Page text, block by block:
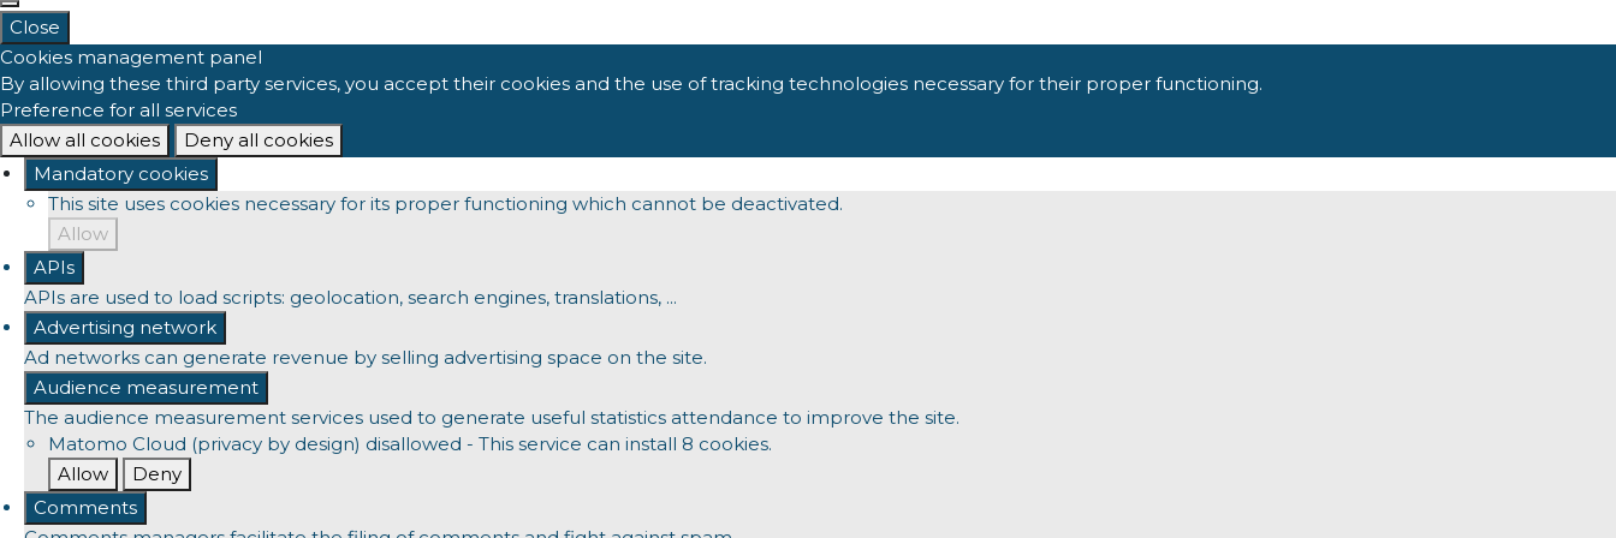
Close
Cookies management panel
By allowing these third party services, you accept their cookies and the use of tracking technologies necessary for their proper functioning.
Preference for all services
Allow all cookies
Deny all cookies
Mandatory cookies
This site uses cookies necessary for its proper functioning which cannot be deactivated.
Allow
APIs
APIs are used to load scripts: geolocation, search engines, translations, ...
Advertising network
Ad networks can generate revenue by selling advertising space on the site.
Audience measurement
The audience measurement services used to generate useful statistics attendance to improve the site.
Matomo Cloud (privacy by design) disallowed - This service can install 8 cookies.
Allow
Deny
Comments